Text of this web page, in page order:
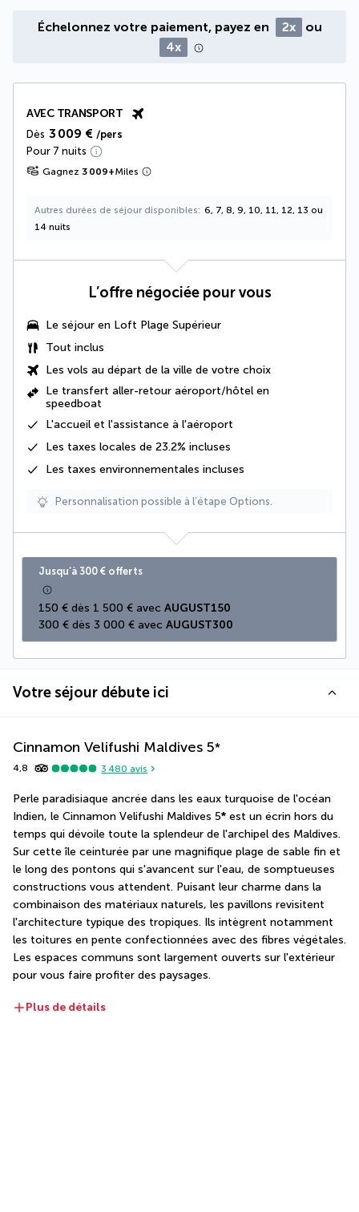
Échelonnez votre paiement, payez en 2x
ou
4x
AVEC TRANSPORT
Dès 3 009 € /pers
Pour 7 nuits
Gagnez 3 009+Miles
Autres durées de séjour disponibles
6, 7, 8, 9, 10, 11, 12, 13 ou
14 nuits
L’offre négociée pour vous
Le séjour en Loft Plage Supérieur
Tout inclus
Les vols au départ de la ville de votre choix
Le transfert aller-retour aéroport/hôtel en
speedboat
L'accueil et l'assistance à l'aéroport
Les taxes locales de 23.2% incluses
Les taxes environnementales incluses
Personnalisation possible à l’étape Options.
Jusqu’à 300 € offerts
150 € dès 1 500 € avec AUGUST150
300 € dès 3 000 € avec AUGUST300
Votre séjour débute ici
Cinnamon Velifushi Maldives 5*
4,8 3 480 avis
Perle paradisiaque ancrée dans les eaux turquoise de l'océan
Indien, le Cinnamon Velifushi Maldives 5* est un écrin hors du
temps qui dévoile toute la splendeur de l'archipel des Maldives.
Sur cette île ceinturée par une magnifique plage de sable fin et
le long des pontons qui s'avancent sur l'eau, de somptueuses
constructions vous attendent. Puisant leur charme dans la
combinaison des matériaux naturels, les pavillons revisitent
l'architecture typique des tropiques. Ils intègrent notamment
les toitures en pente confectionnées avec des fibres végétales.
Les espaces communs sont largement ouverts sur l'extérieur
pour vous faire profiter des paysages.
Plus de détails